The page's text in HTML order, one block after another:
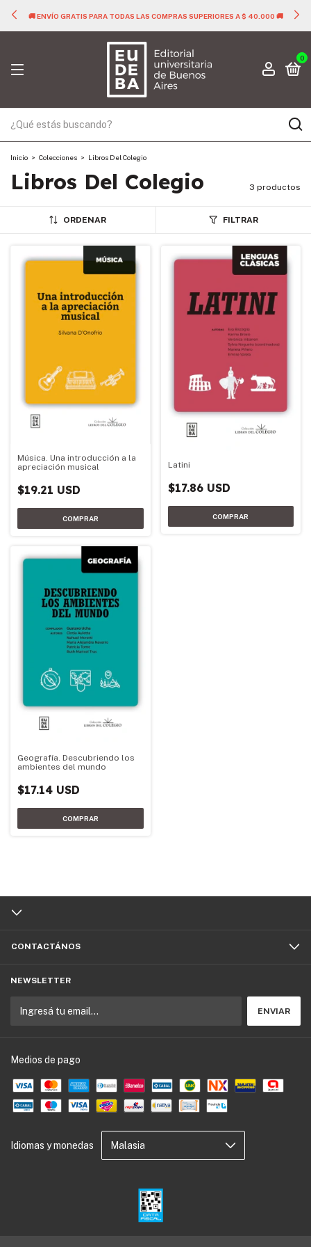
🚚 ENVÍO GRATIS PARA TODAS LAS COMPRAS SUPERIORES A $ 40.000 🚚
0
Inicio > Colecciones > Libros Del Colegio
Libros Del Colegio 3 productos
ORDENAR FILTRAR
Música. Una introducción a la
apreciación musical
$19.21 USD
Latini
$17.86 USD
Geografía. Descubriendo los
ambientes del mundo
$17.14 USD
CONTACTÁNOS
NEWSLETTER
Medios de pago
Idiomas y monedas